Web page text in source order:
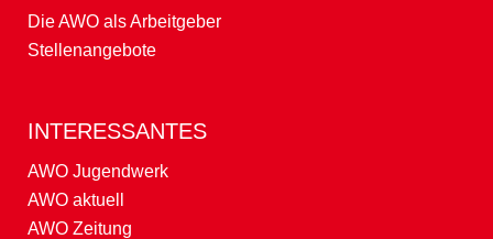
"Mich beeindruckt und begeistert, wie gut unsere Truppe
zusammenwirkt"
Buenos Aires im Alten Feuerwehrhaus
Die Grenzen der Grenzkontrollen
INTERESSANTES
AWO Jugendwerk
AWO aktuell
AWO Zeitung
Die AWO als Arbeitgeber
Stellenangebote